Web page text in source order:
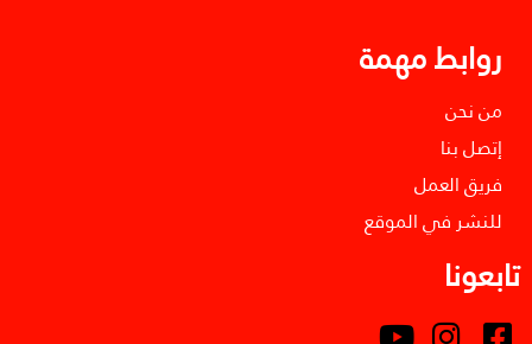
روابط مهمة
من نحن
إتصل بنا
فريق العمل
للنشر في الموقع
تابعونا